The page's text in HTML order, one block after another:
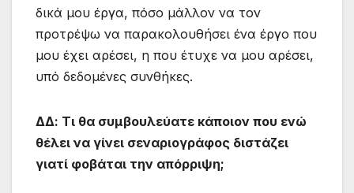
δικά μου έργα, πόσο μάλλον να τον
προτρέψω να παρακολουθήσει ένα έργο που
μου έχει αρέσει, η που έτυχε να μου αρέσει,
υπό δεδομένες συνθήκες.
ΔΔ: Τι θα συμβουλεύατε κάποιον που ενώ
θέλει να γίνει σεναριογράφος διστάζει
γιατί φοβάται την απόρριψη;